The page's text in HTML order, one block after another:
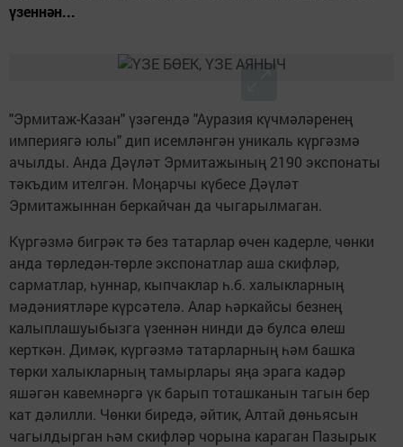
үзеннән...
"Эрмитаж-Казан" үзәгендә "Ауразия күчмәләренең
империягә юлы" дип исемләнгән уникаль күргәзмә
ачылды. Анда Дәүләт Эрмитажының 2190 экспонаты
тәкъдим ителгән. Моңарчы күбесе Дәүләт
Эрмитажыннан беркайчан да чыгарылмаган.
Күргәзмә бигрәк тә без татарлар өчен кадерле, чөнки
анда төрледән-төрле экспонатлар аша скифләр,
сарматлар, һуннар, кыпчаклар һ.б. халыкларның
мәдәниятләре күрсәтелә. Алар һәркайсы безнең
калыплашуыбызга үзеннән нинди дә булса өлеш
керткән. Димәк, күргәзмә татарларның һәм башка
төрки халыкларның тамырлары яңа эрага кадәр
яшәгән кавемнәргә үк барып тоташканын тагын бер
кат дәлилли. Чөнки биредә, әйтик, Алтай дөньясын
чагылдырган һәм скифләр чорына караган Пазырык